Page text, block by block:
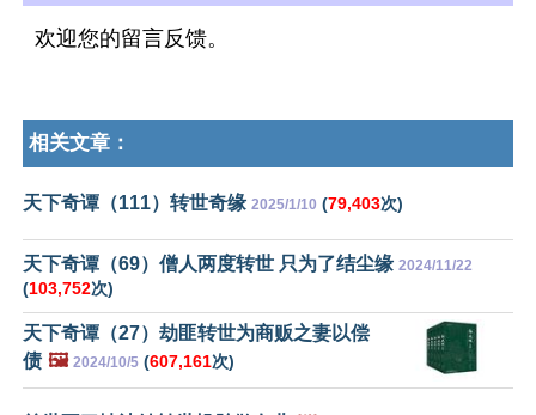
欢迎您的留言反馈。
相关文章：
天下奇谭（111）转世奇缘 2025/1/10 (79,403次)
天下奇谭（69）僧人两度转世 只为了结尘缘 2024/11/22
(103,752次)
天下奇谭（27）劫匪转世为商贩之妻以偿
债 🖼️ 2024/10/5 (607,161次)